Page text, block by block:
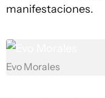
manifestaciones.
Evo Morales